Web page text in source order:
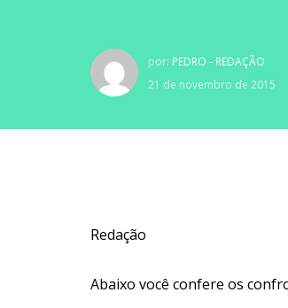
por: PEDRO - REDAÇÃO
21 de novembro de 2015
Redação
Abaixo você confere os